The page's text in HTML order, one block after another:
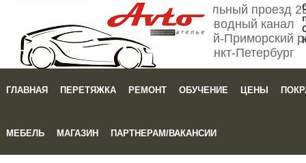
Мебельный проезд
Обводный канал
Кировский-Приморский
Санкт-Петербург
ГЛАВНАЯ ПЕРЕТЯЖКА РЕМОНТ ОБУЧЕНИЕ ЦЕНЫ
МЕБЕЛЬ МАГАЗИН ПАРТНЕРАМ/ВАКАНСИИ